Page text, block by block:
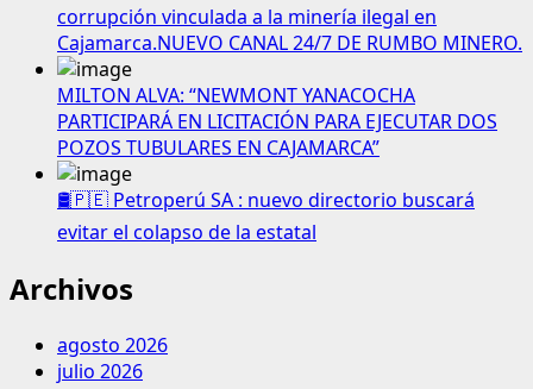
corrupción vinculada a la minería ilegal en
Cajamarca.NUEVO CANAL 24/7 DE RUMBO MINERO.
MILTON ALVA: “NEWMONT YANACOCHA
PARTICIPARÁ EN LICITACIÓN PARA EJECUTAR DOS
POZOS TUBULARES EN CAJAMARCA”
🛢️🇵🇪 Petroperú SA : nuevo directorio buscará
evitar el colapso de la estatal
Archivos
agosto 2026
julio 2026